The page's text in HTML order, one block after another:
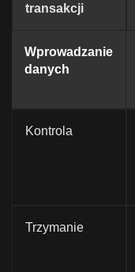
transakcji
Wprowadzanie
danych
Kontrola
Trzymanie